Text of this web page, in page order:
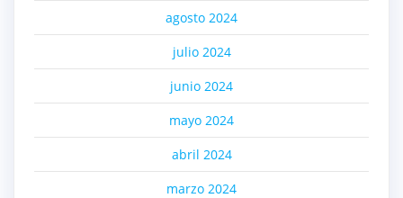
agosto 2024
julio 2024
junio 2024
mayo 2024
abril 2024
marzo 2024